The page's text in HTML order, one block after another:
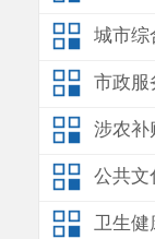
城市综
市政服
涉农补
公共文
卫生健